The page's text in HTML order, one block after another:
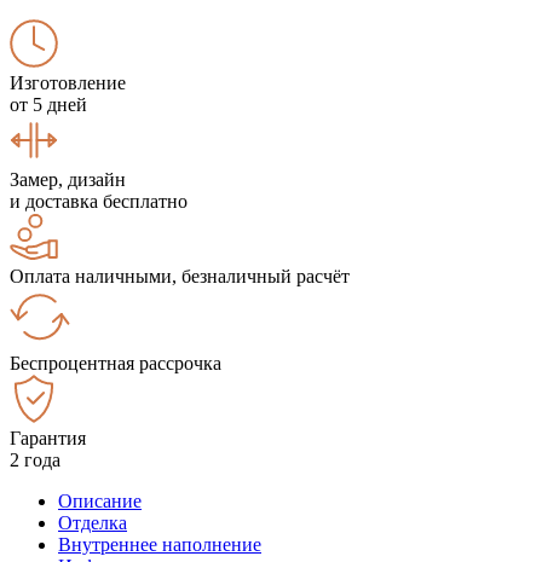
Изготовление
от 5 дней
Замер, дизайн
и доставка бесплатно
Оплата наличными, безналичный расчёт
Беспроцентная рассрочка
Гарантия
2 года
Описание
Отделка
Внутреннее наполнение